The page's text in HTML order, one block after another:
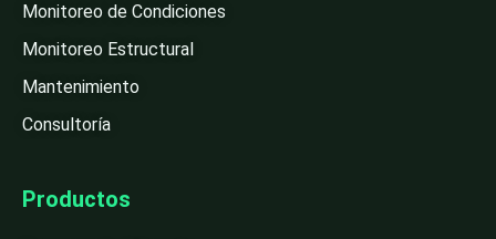
Monitoreo de Condiciones
Monitoreo Estructural
Mantenimiento
Consultoría
Productos